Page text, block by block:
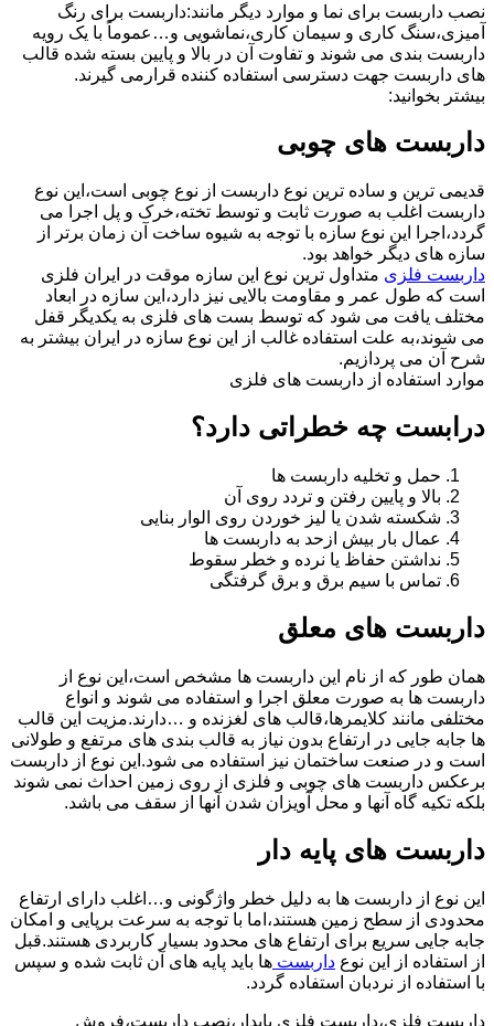
نصب داربست برای نما و موارد دیگر مانند:داربست برای رنگ
آمیزی،سنگ کاری و سیمان کاری،نماشویی و…عموماً با یک رویه
داربست بندی می شوند و تفاوت آن در بالا و پایین بسته شده قالب
های داربست جهت دسترسی استفاده کننده قرارمی گیرند.
بیشتر بخوانید:
داربست های چوبی
قدیمی ترین و ساده ترین نوع داربست از نوع چوبی است،این نوع
داربست اغلب به صورت ثابت و توسط تخته،خرک و پل اجرا می
گردد،اجرا این نوع سازه با توجه به شیوه ساخت آن زمان برتر از
سازه های دیگر خواهد بود.
داربست فلزی متداول ترین نوع این سازه موقت در ایران فلزی
است که طول عمر و مقاومت بالایی نیز دارد،این سازه در ابعاد
مختلف یافت می شود که توسط بست های فلزی به یکدیگر قفل
می شوند،به علت استفاده غالب از این نوع سازه در ایران بیشتر به
شرح آن می پردازیم.
موارد استفاده از داربست های فلزی
درابست چه خطراتی دارد؟
حمل و تخلیه داربست ها
بالا و پایین رفتن و تردد روی آن
شکسته شدن یا لیز خوردن روی الوار بنایی
عمال بار بیش ازحد به داربست ها
نداشتن حفاظ یا نرده و خطر سقوط
تماس با سیم برق و برق گرفتگی
داربست های معلق
همان طور که از نام این داربست ها مشخص است،این نوع از
داربست ها به صورت معلق اجرا و استفاده می شوند و انواع
مختلفی مانند کلایمرها،قالب های لغزنده و …دارند.مزیت این قالب
ها جابه جایی در ارتفاع بدون نیاز به قالب بندی های مرتفع و طولانی
است و در صنعت ساختمان نیز استفاده می شود.این نوع از داربست
برعکس داربست های چوبی و فلزی از روی زمین احداث نمی شوند
بلکه تکیه گاه آنها و محل آویزان شدن آنها از سقف می باشد.
داربست های پایه دار
این نوع از داربست ها به دلیل خطر واژگونی و…اغلب دارای ارتفاع
محدودی از سطح زمین هستند،اما با توجه به سرعت برپایی و امکان
جابه جایی سریع برای ارتفاع های محدود بسیار کاربردی هستند.قبل
از استفاده از این نوع داربست ها باید پایه های آن ثابت شده و سپس
با استفاده از نردبان استفاده گردد.
داربست فلزی،داربست فلزی پایدار،نصب داربست،فروش